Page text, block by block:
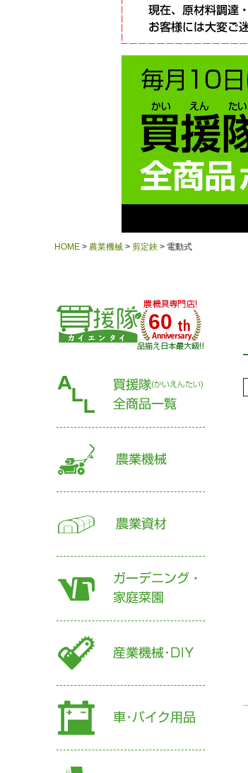
HOME 農業機械 剪定鋏 電動式
60